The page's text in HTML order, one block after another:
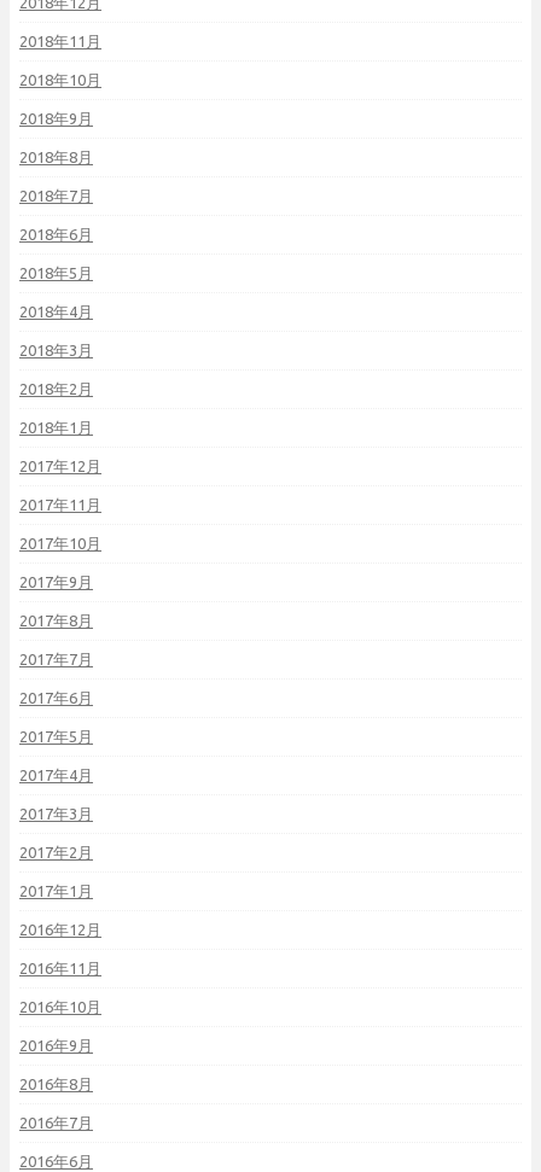
2018年11月
2018年10月
2018年9月
2018年8月
2018年7月
2018年6月
2018年5月
2018年4月
2018年3月
2018年2月
2018年1月
2017年12月
2017年11月
2017年10月
2017年9月
2017年8月
2017年7月
2017年6月
2017年5月
2017年4月
2017年3月
2017年2月
2017年1月
2016年12月
2016年11月
2016年10月
2016年9月
2016年8月
2016年7月
2016年6月